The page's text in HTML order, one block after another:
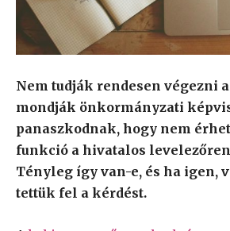
Nem tudják rendesen végezni
mondják önkormányzati
panaszkodnak, hogy nem
funkció a hivatalos
Tényleg így van-e, és ha igen,
tettük fel a kérdést.